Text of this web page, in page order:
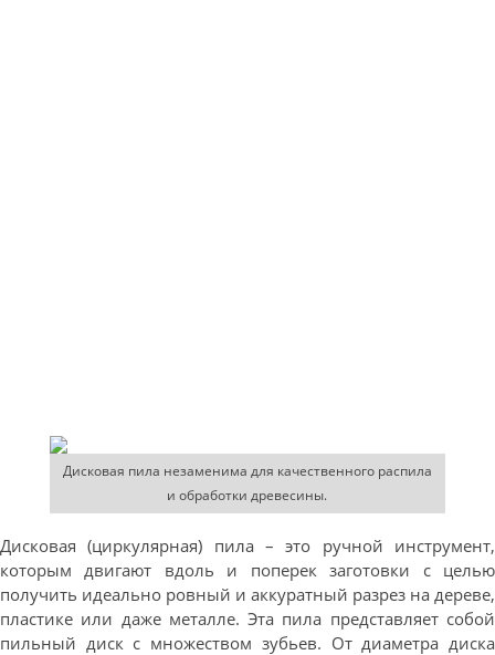
Дисковая пила незаменима для качественного распила
и обработки древесины.
Дисковая (циркулярная) пила – это ручной инструмент,
которым двигают вдоль и поперек заготовки с целью
получить идеально ровный и аккуратный разрез на дереве,
пластике или даже металле. Эта пила представляет собой
пильный диск с множеством зубьев. От диаметра диска